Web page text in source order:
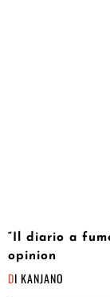
“Il diario a
opinion
DI KANJANO